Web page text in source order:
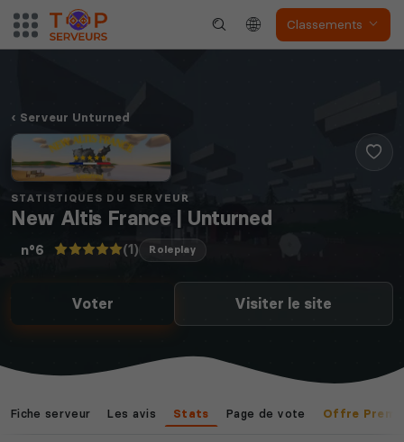
Classements
Serveur Unturned
STATISTIQUES DU SERVEUR
New Altis France | Unturned
n°6 (1) Roleplay
Voter Visiter le site
Fiche serveur Les avis Stats Page de vote Offre